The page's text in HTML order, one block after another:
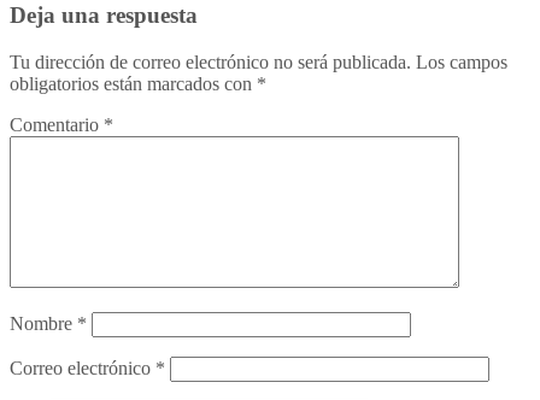
Deja una respuesta
Tu dirección de correo electrónico no será publicada. Los campos
obligatorios están marcados con *
Comentario *
Nombre *
Correo electrónico *